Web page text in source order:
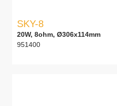
SKY-8
20W, 8ohm, Ø306x114mm
951400